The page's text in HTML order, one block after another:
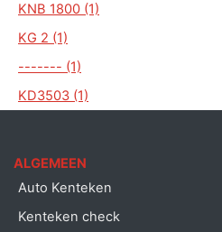
KNB 1800 (1)
KG 2 (1)
------- (1)
KD3503 (1)
ALGEMEEN
Auto Kenteken
Kenteken check